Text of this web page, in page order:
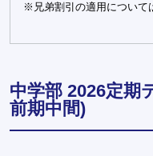
※兄弟割引の適用について
中学部 2026定期
前期中間)